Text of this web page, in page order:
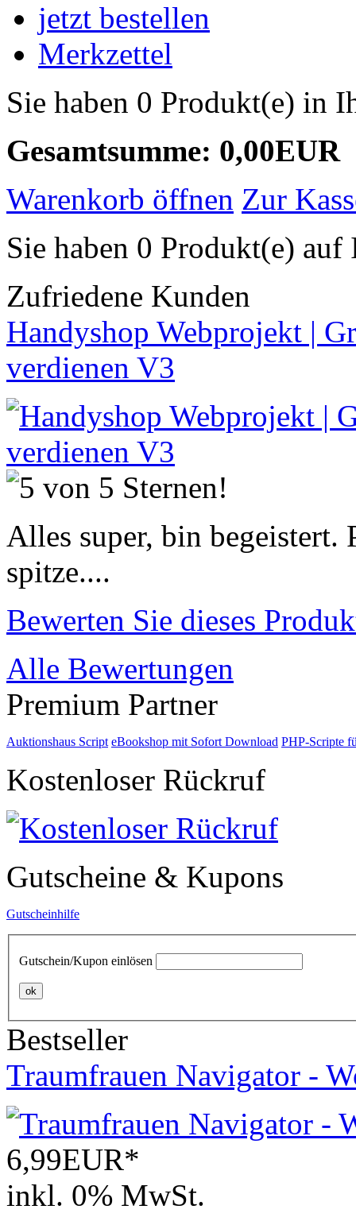
jetzt bestellen
Merkzettel
Sie haben 0 Produkt(e) in
Gesamtsumme: 0,00EUR
Warenkorb öffnen Zur
Sie haben 0 Produkt(e)
Zufriedene Kunden
Handyshop Webprojekt |
verdienen V3
Alles super, bin begeistert.
spitze....
Bewerten Sie dieses
Alle Bewertungen
Premium Partner
Auktionshaus Script eBookshop mit Sofort Download PHP-Scripte
Kostenloser Rückruf
Gutscheine & Kupons
Gutscheinhilfe
Gutschein/Kupon einlösen
ok
Bestseller
Traumfrauen Navigator -
6,99EUR*
inkl. 0% MwSt.